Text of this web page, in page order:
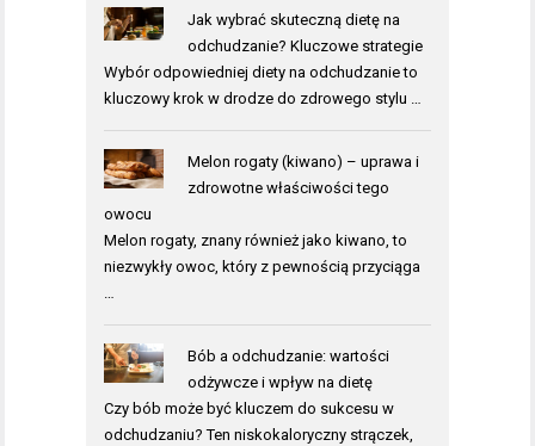
Jak wybrać skuteczną dietę na
odchudzanie? Kluczowe strategie
Wybór odpowiedniej diety na odchudzanie to
kluczowy krok w drodze do zdrowego stylu …
Melon rogaty (kiwano) – uprawa i
zdrowotne właściwości tego
owocu
Melon rogaty, znany również jako kiwano, to
niezwykły owoc, który z pewnością przyciąga
…
Bób a odchudzanie: wartości
odżywcze i wpływ na dietę
Czy bób może być kluczem do sukcesu w
odchudzaniu? Ten niskokaloryczny strączek,